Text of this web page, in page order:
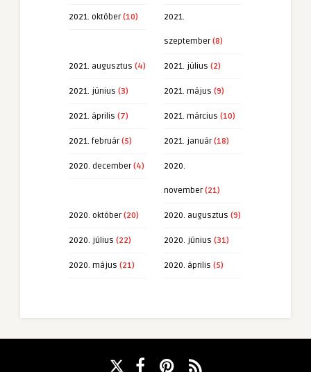
2021. október(10) 2021.
szeptember(8)
2021. augusztus (4) 2021. július (2)
2021. június (3) 2021. május (9)
2021. április (7) 2021. március (10)
2021. február(5) 2021. január(18)
2020. december(4) 2020.
november(21)
2020. október(20) 2020. augusztus (9)
2020. július (22) 2020. június (31)
2020. május (21) 2020. április (5)